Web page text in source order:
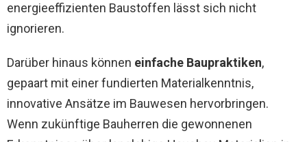
energieeffizienten Baustoffen lässt sich nicht
ignorieren.
Darüber hinaus können einfache Baupraktiken,
gepaart mit einer fundierten Materialkenntnis,
innovative Ansätze im Bauwesen hervorbringen.
Wenn zukünftige Bauherren die gewonnenen